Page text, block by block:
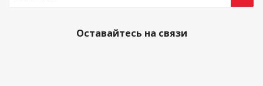
Оставайтесь на связи